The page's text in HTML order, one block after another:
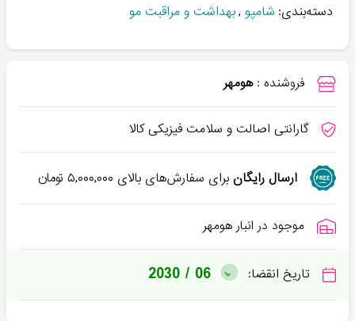
دسته‌بندی: شامپو ,بهداشت و مراقبت مو
فروشنده : هومهر
گارانتی اصالت و سلامت فیزیکی کالا
ارسال رایگانبرای سفارش‌های بالای ۵,۰۰۰,۰۰۰تومان
موجود در انبار هومهر
تاریخ انقضا: 2030 / 06